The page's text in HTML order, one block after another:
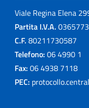
Viale Regina Elena
Partita I.V.A.
C.F. 80211730587
Telefono: 06 4990 1
Fax: 06 4938 7118
PEC: